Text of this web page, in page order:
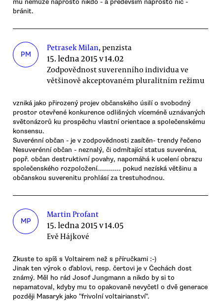
bránit.
PM
Petrasek Milan, penzista
15. ledna 2015 v 14.02
Zodpovědnost suverenního individua ve
většinově akceptovaném pluralitním režimu
vzniká jako přirozený projev občanského úsilí o svobodný
prostor otevřené konkurence odlišných víceméně uznávaných
světonázorů ku prospěchu vlastní orientace a společenskému
konsensu.
Suverénní občan - je v zodpovědnosti zasítěn- trendy řečeno
Nesuverénní občan - neznalý, či odmítající status suveréna,
popř. občan destruktivní povahy, napomáhá k ucelení obrazu
společenského rozpoložení............ pokud nezíská většinu a
občanskou suverenitu prohlásí za trestuhodnou.
MP
Martin Profant
15. ledna 2015 v 14.05
Evě Hájkové
Zkuste to spíš s Voltairem než s příručkami :-)
Jinak ten výrok o ďablovi, resp. čertovi je v Čechách dost
známý. Měl ho rád Josof Jungmann a nikdo by si to
nepamatoval, kdyby mu to opakovaně nevyčetl o dvě generace
později Masaryk jako "frivolní voltairianství".